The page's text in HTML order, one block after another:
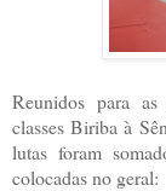
Reunidos para as
classes Biriba à
lutas foram
colocadas no geral: